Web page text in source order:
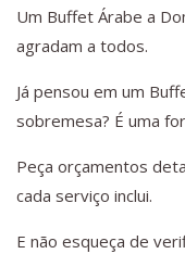
Um Buffet Árabe a
agradam a todos.
Já pensou em um
sobremesa? É uma
Peça orçamentos
cada serviço inclui.
E não esqueça de